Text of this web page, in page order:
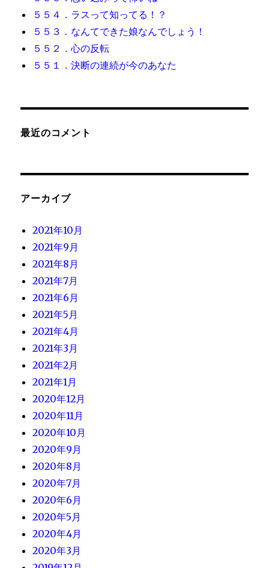
５５４．ラスって知ってる！？
５５３．なんてできた娘なんでしょう！
５５２．心の反転
５５１．決断の連続が今のあなた
最近のコメント
アーカイブ
2021年10月
2021年9月
2021年8月
2021年7月
2021年6月
2021年5月
2021年4月
2021年3月
2021年2月
2021年1月
2020年12月
2020年11月
2020年10月
2020年9月
2020年8月
2020年7月
2020年6月
2020年5月
2020年4月
2020年3月